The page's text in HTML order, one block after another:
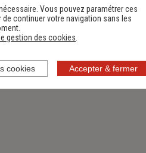
Vous pouvez paramétrer ces
continuer votre navigation sans les
gestion des cookies
Accepter & fermer
cookies